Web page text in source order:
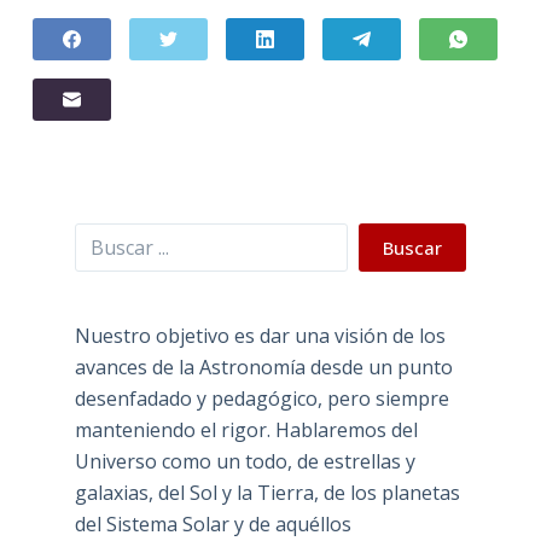
Buscar Buscar
Nuestro objetivo es dar una visión de los
avances de la Astronomía desde un punto
desenfadado y pedagógico, pero siempre
manteniendo el rigor. Hablaremos del
Universo como un todo, de estrellas y
galaxias, del Sol y la Tierra, de los planetas
del Sistema Solar y de aquéllos